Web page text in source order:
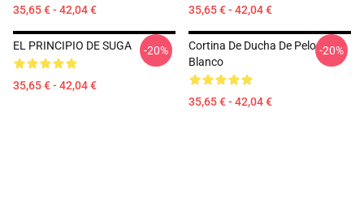
35,65 € - 42,04 € 35,65 € - 42,04 €
EL PRINCIPIO DE SUGA
35,65 € - 42,04 €
-20%
Cortina De Ducha De Pelo
Blanco
35,65 € - 42,04 €
-20%